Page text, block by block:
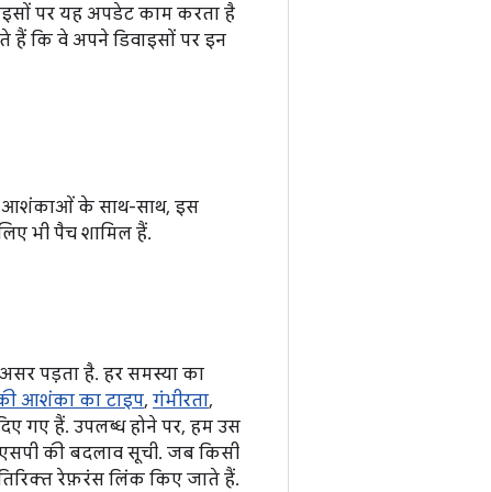
पर यह अपडेट काम करता है
हैं कि वे अपने डिवाइसों पर इन
आशंकाओं के साथ-साथ, इस
भी पैच शामिल हैं.
पड़ता है. हर समस्या का
आशंका का टाइप, गंभीरता,
गए हैं. उपलब्ध होने पर, हम उस
की बदलाव सूची. जब किसी
रेफ़रंस लिंक किए जाते हैं.